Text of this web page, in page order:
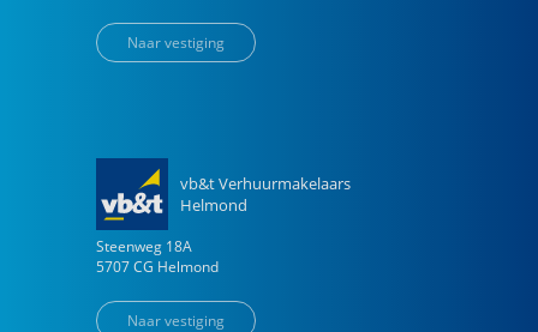
Naar vestiging
vb&t Verhuurmakelaars
Helmond
Steenweg 18A
5707 CG Helmond
Naar vestiging